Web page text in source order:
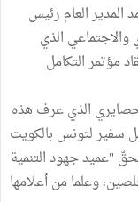
العام رئيس
والاجتماعي الذي
2018 بمناسبة انعقاد مؤتمر التكامل
الذي عرف هذه
سفير لتونس بالكويت
بحقّ "عميد جهود التنمية
وعلما من أعلامها